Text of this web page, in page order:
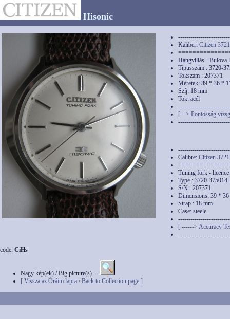
Hisonic
Kaliber: Citizen
Hangvillás - Bulova
Típusszám : 3720-
Tokszám : 207371
Méretek: 39 * 36 *
Szíj: 18 mm
Tok: acél
[ --> Pontosság
Calibre: Citizen
Tuning fork -
Type : 3720-
S/N : 207371
Dimensions: 39 *
Strap : 18 mm
Case: steele
[ ------> Accuracy
code: CiHs
Nagy kép(ek) / Big picture(s) ...
[ Vissza az Óráim lapra / Back to Collection page ]